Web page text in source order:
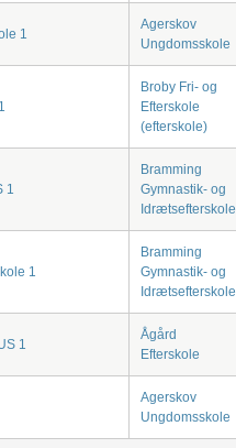
1
Agerskov
Ungdomsskole
Broby Fri- og
Efterskole
(efterskole)
1
Bramming
Gymnastik- og
Idrætsefterskole
1
Bramming
Gymnastik- og
Idrætsefterskole
1
Ågård
Efterskole
Agerskov
Ungdomsskole